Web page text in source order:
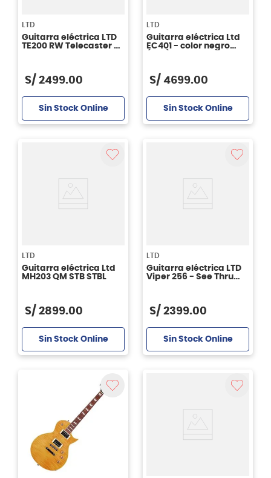
LTD
Guitarra eléctrica LTD
TE200 RW Telecaster -
S/ 2499.00
Sin Stock Online
LTD
Guitarra eléctrica Ltd
EC401 - color negro
S/ 4699.00
Sin Stock Online
LTD
Guitarra eléctrica Ltd
MH203 QM STB STBL
S/ 2899.00
Sin Stock Online
LTD
Guitarra eléctrica LTD
Viper 256 - See Thru
S/ 2399.00
Sin Stock Online